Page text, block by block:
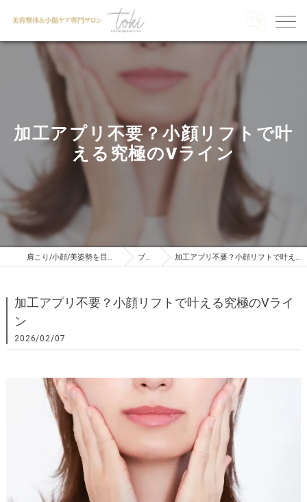
加工アプリ不要？小顔リフトで叶
える究極のVライン
肩こり/小顔/美姿勢を目指すならTOKI ブログ 加工アプリ不要？小顔リフトで叶える究極のVライン
加工アプリ不要？小顔リフトで叶える究極のVライ
ン
2026/02/07